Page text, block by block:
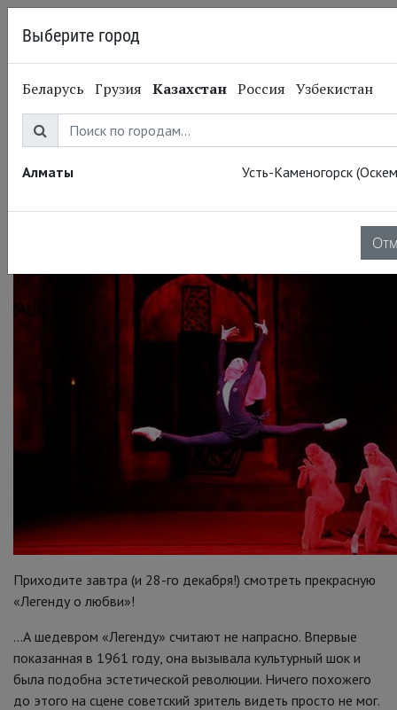
22.12.2014 Большой театр
Легенда о любви.
Завтра и 28 декабря
Приходите завтра (и 28-го декабря!) смотреть прекрасную
«Легенду о любви»!
...А шедевром «Легенду» считают не напрасно. Впервые
показанная в 1961 году, она вызывала культурный шок и
была подобна эстетической революции. Ничего похожего
до этого на сцене советский зритель видеть просто не мог.
Выберите город
Беларусь Грузия Казахстан Россия Узбекистан
Алматы Усть-Каменогорск